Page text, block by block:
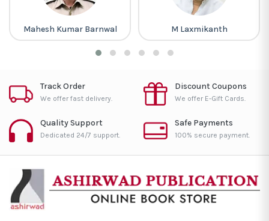
Mahesh Kumar Barnwal M Laxmikanth
Track Order
We offer fast delivery.
Discount Coupons
We offer E-Gift Cards.
Quality Support
Dedicated 24/7 support.
Safe Payments
100% secure payment.